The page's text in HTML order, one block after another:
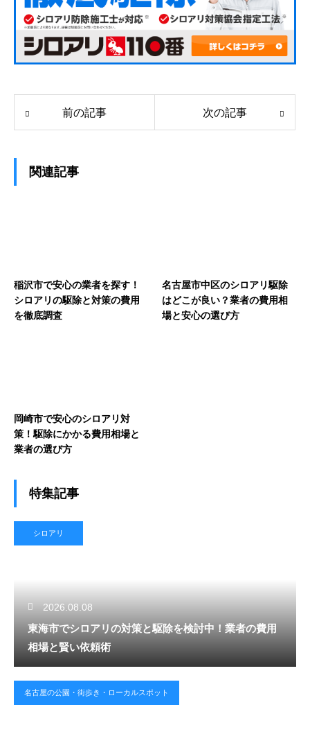
前の記事 次の記事
関連記事
稲沢市で安心の業者を探す！
シロアリの駆除と対策の費用
を徹底調査
名古屋市中区のシロアリ駆除
はどこが良い？業者の費用相
場と安心の選び方
岡崎市で安心のシロアリ対
策！駆除にかかる費用相場と
業者の選び方
特集記事
シロアリ
2026.08.08
東海市でシロアリの対策と駆除を検討中！業者の費用
相場と賢い依頼術
名古屋の公園・街歩き・ローカルスポット